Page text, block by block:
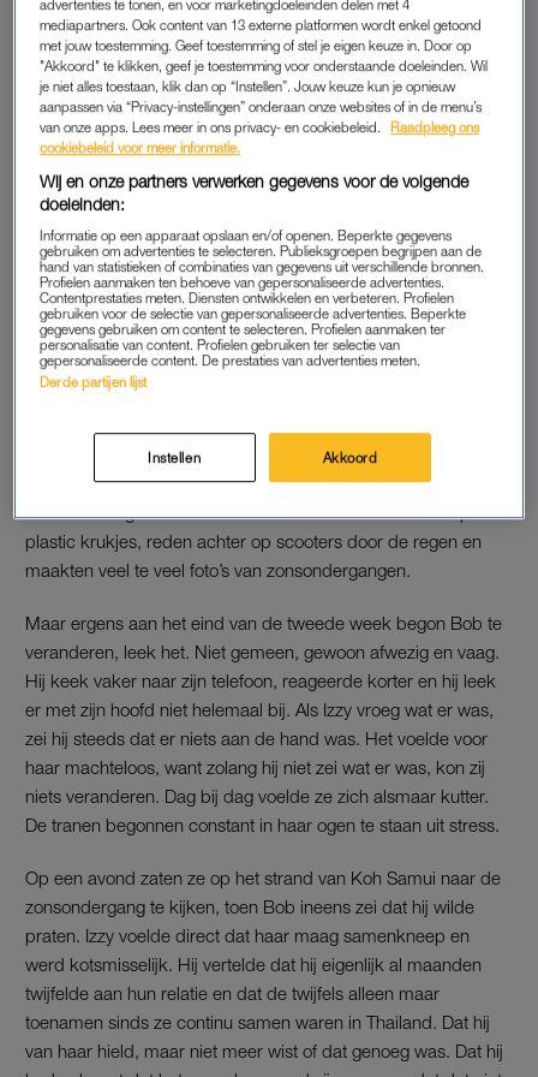
beginnende relatie gaat. Veel spontane dates, veel
speciaalbiertjes, veel slapen bij elkaar zonder dat iemand ooit
had uitgesproken dat ze offi waren. Bob was attent: hij bracht
koffie als ze thuiswerkte, stuurde succes-appjes voor
presentaties en onthield dingen die Izzy zelf alweer vergeten
in een appartement in Brabant dat eigenlijk net te klein was,
maar waar ze gelukkig waren. Hun vrienden noemden hen
zelfs irritant stabiel. Izzy dacht oprecht dat hij haar toekomstige
man was.
DROOMREIS NIET ZO ‘DREAMY’
Toen namen ze bijna al hun vakantiedagen op en boekten ze
Bangkok, Chiang Mai en een paar eilanden. Het moest hun
droomvakantie worden, alles was gepland en gereserveerd.
De eerste dagen waren fantastisch. Ze aten streetfood op
plastic krukjes, reden achter op scooters door de regen en
maakten veel te veel foto’s van zonsondergangen.
Maar ergens aan het eind van de tweede week begon Bob te
veranderen, leek het. Niet gemeen, gewoon afwezig en vaag.
Hij keek vaker naar zijn telefoon, reageerde korter en hij leek
er met zijn hoofd niet helemaal bij. Als Izzy vroeg wat er was,
zei hij steeds dat er niets aan de hand was. Het voelde voor
haar machteloos, want zolang hij niet zei wat er was, kon zij
niets veranderen. Dag bij dag voelde ze zich alsmaar kutter.
De tranen begonnen constant in haar ogen te staan uit stress.
Op een avond zaten ze op het strand van Koh Samui naar de
zonsondergang te kijken, toen Bob ineens zei dat hij wilde
praten. Izzy voelde direct dat haar maag samenkneep en
werd kotsmisselijk. Hij vertelde dat hij eigenlijk al maanden
twijfelde aan hun relatie en dat de twijfels alleen maar
toenamen sinds ze continu samen waren in Thailand. Dat hij
van haar hield, maar niet meer wist of dat genoeg was. Dat hij
advertenties te tonen, en voor marketingdoeleinden delen met 4
mediapartners. Ook content van 13 externe platformen wordt enkel getoond
met jouw toestemming. Geef toestemming of stel je eigen keuze in. Door op
"Akkoord" te klikken, geef je toestemming voor onderstaande doeleinden. Wil
je niet alles toestaan, klik dan op “Instellen”. Jouw keuze kun je opnieuw
aanpassen via “Privacy-instellingen” onderaan onze websites of in de menu’s
van onze apps. Lees meer in ons privacy- en cookiebeleid.
Raadpleeg ons
cookiebeleid voor meer informatie.
Wij en onze partners verwerken gegevens voor de volgende
doeleinden:
Informatie op een apparaat opslaan en/of openen. Beperkte gegevens
gebruiken om advertenties te selecteren. Publieksgroepen begrijpen aan de
hand van statistieken of combinaties van gegevens uit verschillende bronnen.
Profielen aanmaken ten behoeve van gepersonaliseerde advertenties.
Contentprestaties meten. Diensten ontwikkelen en verbeteren. Profielen
gebruiken voor de selectie van gepersonaliseerde advertenties. Beperkte
gegevens gebruiken om content te selecteren. Profielen aanmaken ter
personalisatie van content. Profielen gebruiken ter selectie van
gepersonaliseerde content. De prestaties van advertenties meten.
Derde partijen lijst
Instellen Akkoord